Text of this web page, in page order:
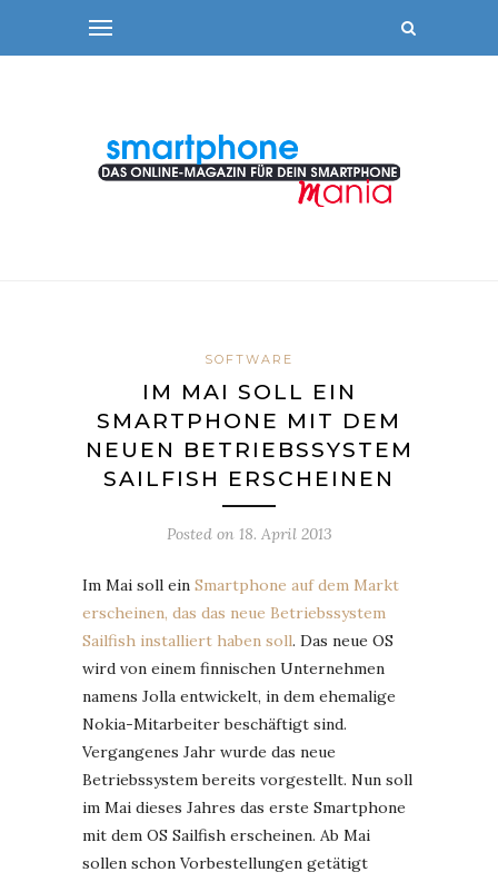
SOFTWARE
IM MAI SOLL EIN
SMARTPHONE MIT DEM
NEUEN BETRIEBSSYSTEM
SAILFISH ERSCHEINEN
Posted on 18. April 2013
Im Mai soll ein Smartphone auf dem Markt
erscheinen, das das neue Betriebssystem
Sailfish installiert haben soll. Das neue OS
wird von einem finnischen Unternehmen
namens Jolla entwickelt, in dem ehemalige
Nokia-Mitarbeiter beschäftigt sind.
Vergangenes Jahr wurde das neue
Betriebssystem bereits vorgestellt. Nun soll
im Mai dieses Jahres das erste Smartphone
mit dem OS Sailfish erscheinen. Ab Mai
sollen schon Vorbestellungen getätigt